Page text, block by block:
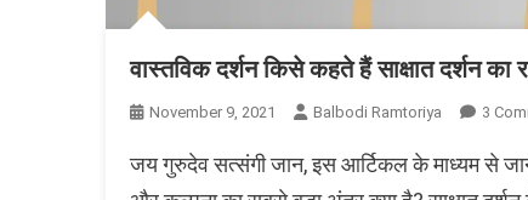
वास्तविक दर्शन किसे कहते हैं साक्षात दर्शन
November 9, 2021 Balbodi Ramtoriya 3
जय गुरुदेव सत्संगी जान, इस आर्टिकल के माध्यम से